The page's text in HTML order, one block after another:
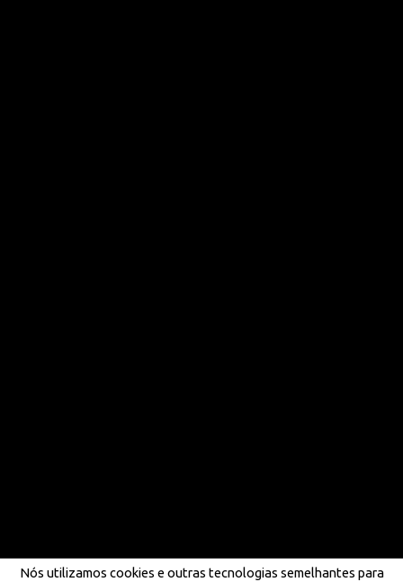
Nós utilizamos cookies e outras tecnologias semelhantes para